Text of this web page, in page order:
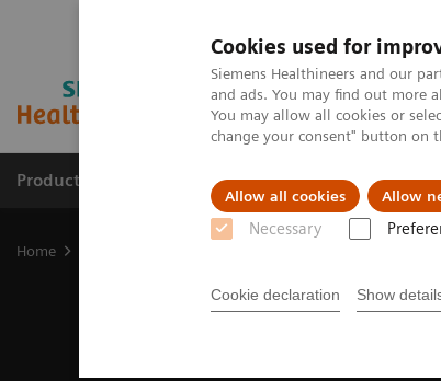
Cookies used for
Siemens Healthineers and our
and ads. You may find out more
You may allow all cookies or
change your consent" button on
Allow all cookies Allow
Necessary
Cookie declaration Show
Productos y servicios Especialidades
Home